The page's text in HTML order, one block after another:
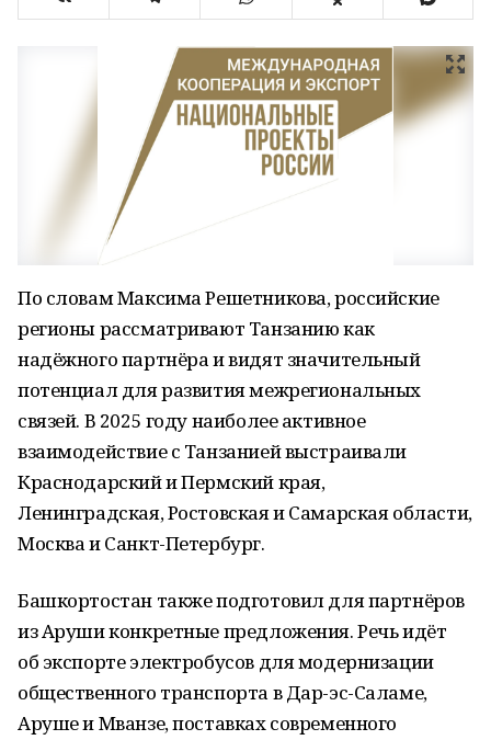
По словам Максима Решетникова, российские
регионы рассматривают Танзанию как
надёжного партнёра и видят значительный
потенциал для развития межрегиональных
связей. В 2025 году наиболее активное
взаимодействие с Танзанией выстраивали
Краснодарский и Пермский края,
Ленинградская, Ростовская и Самарская области,
Москва и Санкт-Петербург.
Башкортостан также подготовил для партнёров
из Аруши конкретные предложения. Речь идёт
об экспорте электробусов для модернизации
общественного транспорта в Дар-эс-Саламе,
Аруше и Мванзе, поставках современного